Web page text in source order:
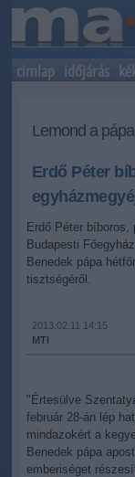
címlap időjárás
Lemond a pápa
Erdő Péter
Erdő Péter
Budapesti
Benedek pápa
tisztségéről.
2013.02.11 14:15
MTI
"Értesülve
február 28-án lép
mindazokért a
Benedek pápa
emberiséget